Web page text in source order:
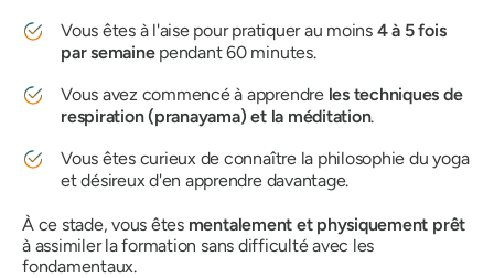
Vous êtes à l'aise pour pratiquer au moins 4 à 5 fois
par semainependant 60 minutes.
Vous avez commencé à apprendre les techniques de
respiration (pranayama) et la méditation.
Vous êtes curieux de connaître la philosophie du yoga
et désireux d'en apprendre davantage.
À ce stade, vous êtes mentalement et physiquement prêt
à assimiler la formation sans difficulté avec les
fondamentaux.